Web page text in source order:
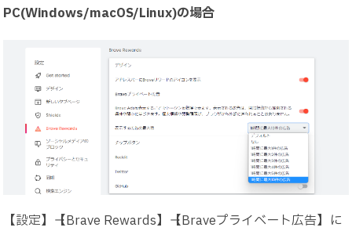
PC(Windows/macOS/Linux)の場合
【設定】→【Brave Rewards】→【Braveプライベート広告】に